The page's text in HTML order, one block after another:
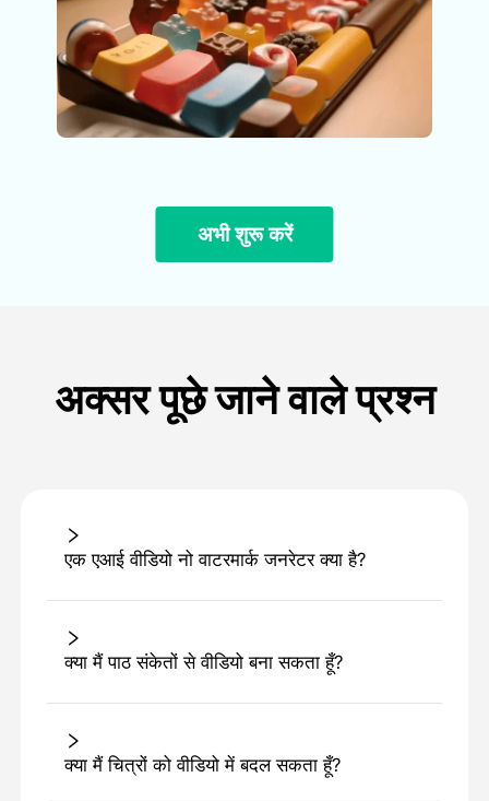
अभी शुरू करें
अक्सर पूछे जाने वाले प्रश्न
एक एआई वीडियो नो वाटरमार्क जनरेटर क्या है?
क्या मैं पाठ संकेतों से वीडियो बना सकता हूँ?
क्या मैं चित्रों को वीडियो में बदल सकता हूँ?